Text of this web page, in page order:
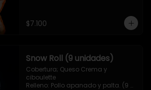
$7.100
Snow Roll (9 unidades)
Cobertura; Queso Crema y
ciboulette
Relleno: Pollo apanado y palta. (9